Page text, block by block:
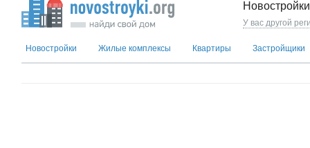
У вас другой
Новостройки Жилые комплексы Квартиры Застройщики